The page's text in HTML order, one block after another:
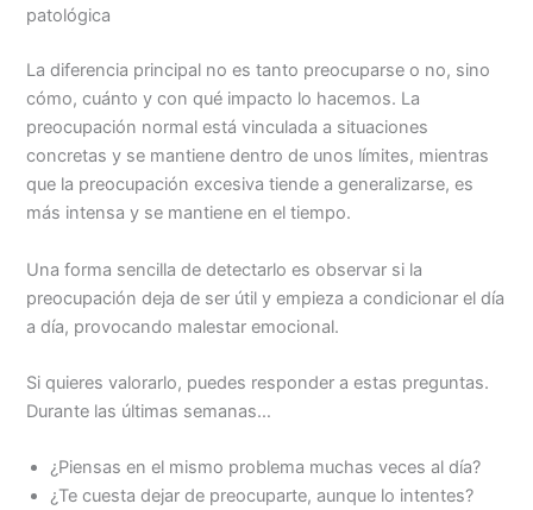
patológica
La diferencia principal no es tanto preocuparse o no, sino
cómo, cuánto y con qué impacto lo hacemos. La
preocupación normal está vinculada a situaciones
concretas y se mantiene dentro de unos límites, mientras
que la preocupación excesiva tiende a generalizarse, es
más intensa y se mantiene en el tiempo.
Una forma sencilla de detectarlo es observar si la
preocupación deja de ser útil y empieza a condicionar el día
a día, provocando malestar emocional.
Si quieres valorarlo, puedes responder a estas preguntas.
Durante las últimas semanas…
¿Piensas en el mismo problema muchas veces al día?
¿Te cuesta dejar de preocuparte, aunque lo intentes?